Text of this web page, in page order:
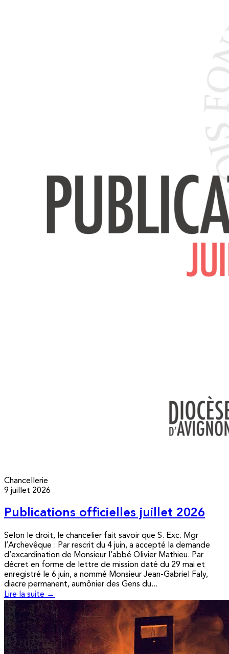
Chancellerie
9 juillet 2026
Publications officielles juillet 2026
Selon le droit, le chancelier fait savoir que S. Exc. Mgr
l’Archevêque : Par rescrit du 4 juin, a accepté la demande
d’excardination de Monsieur l’abbé Olivier Mathieu. Par
décret en forme de lettre de mission daté du 29 mai et
enregistré le 6 juin, a nommé Monsieur Jean-Gabriel Faly,
diacre permanent, aumônier des Gens du...
Lire la suite →